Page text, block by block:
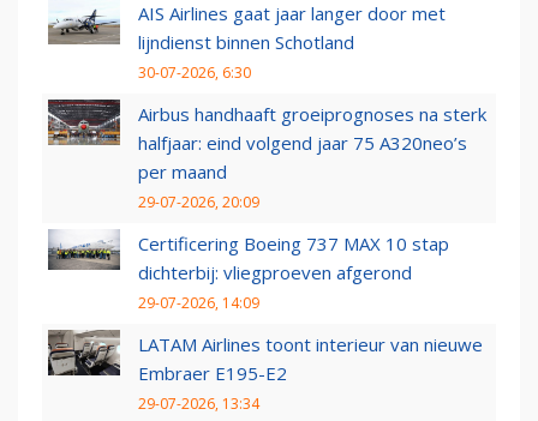
AIS Airlines gaat jaar langer door met
lijndienst binnen Schotland
30-07-2026, 6:30
Airbus handhaaft groeiprognoses na sterk
halfjaar: eind volgend jaar 75 A320neo’s
per maand
29-07-2026, 20:09
Certificering Boeing 737 MAX 10 stap
dichterbij: vliegproeven afgerond
29-07-2026, 14:09
LATAM Airlines toont interieur van nieuwe
Embraer E195-E2
29-07-2026, 13:34